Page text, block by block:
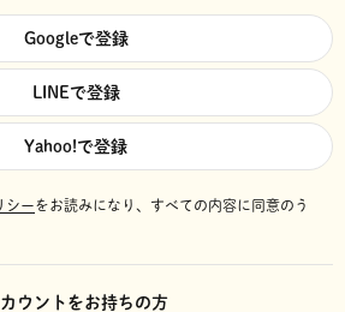
Googleで登録
LINEで登録
Yahoo!で登録
シーをお読みになり、 すべての内容に同意のう
ウントをお持ちの方